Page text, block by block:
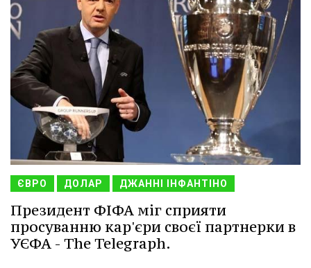
ЄВРО ДОЛАР ДЖАННІ ІНФАНТІНО
Президент ФІФА міг сприяти
просуванню кар'єри своєї партнерки в
УЄФА - The Telegraph.